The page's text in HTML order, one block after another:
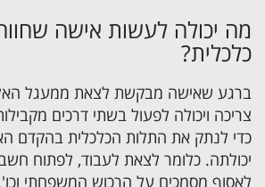
מה יכולה לעשות אישה
כלכלית?
ברגע שאישה מבקשת לצאת ממעגל
צריכה ויכולה לפעול בשתי דרכים
כדי לנתק את התלות הכלכלית בהקדם
יכולתה. כלומר לצאת לעבוד, לפתוח
לאסוף מסמכים על הרכוש המשפחתי